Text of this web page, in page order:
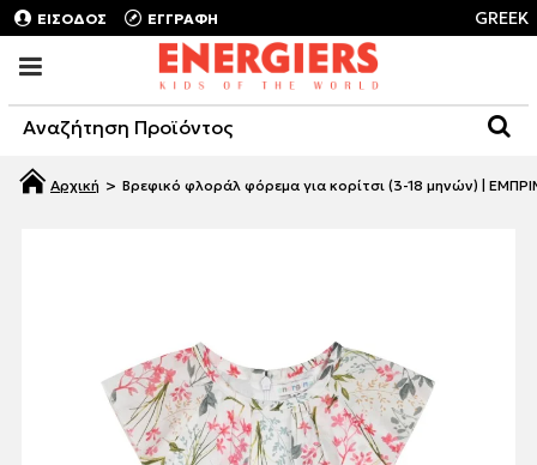
ΕΙΣΟΔΟΣ ΕΓΓΡΑΦΗ GREEK
Βρεφικό φλοράλ φόρεμα για κορίτσι (3-18 μηνών) |